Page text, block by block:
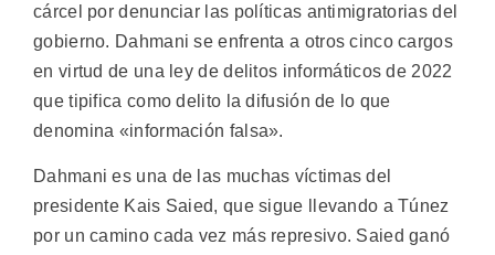
cárcel por denunciar las políticas antimigratorias del
gobierno. Dahmani se enfrenta a otros cinco cargos
en virtud de una ley de delitos informáticos de 2022
que tipifica como delito la difusión de lo que
denomina «información falsa».
Dahmani es una de las muchas víctimas del
presidente Kais Saied, que sigue llevando a Túnez
por un camino cada vez más represivo. Saied ganó